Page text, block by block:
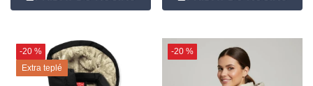
-20 %
Extra teplé
-20 %